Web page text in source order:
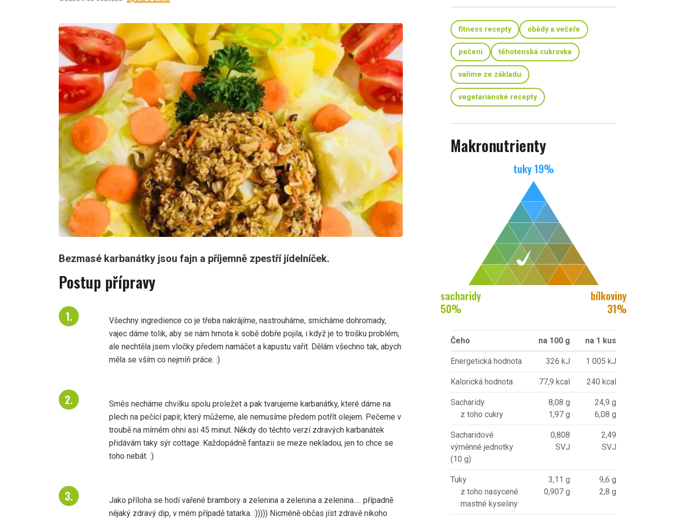
Bezmasé karbanátky jsou fajn a příjemně zpestří jídelníček.
Postup přípravy
Všechny ingredience co je třeba nakrájíme, nastrouháme, smícháme dohromady,
vajec dáme tolik, aby se nám hmota k sobě dobře pojila, i když je to trošku problém,
ale nechtěla jsem vločky předem namáčet a kapustu vařit. Dělám všechno tak, abych
měla se vším co nejmíň práce. :)
Směs necháme chvilku spolu proležet a pak tvarujeme karbanátky, které dáme na
plech na pečící papír, který můžeme, ale nemusíme předem potřít olejem. Pečeme v
troubě na mírném ohni asi 45 minut. Někdy do těchto verzí zdravých karbanátek
přidávám taky sýr cottage. Každopádně fantazii se meze nekladou, jen to chce se
toho nebát. :)
Jako příloha se hodí vařené brambory a zelenina a zelenina a zelenina..... případně
nějaký zdravý dip, v mém případě tatarka. :))))) Nicméně občas jíst zdravě nikoho
fitness recepty obědy a večeře
pečení těhotenská cukrovka
vaříme ze základu
vegetariánské recepty
Makronutrienty
tuky19%
sacharidy
50%
bílkoviny
31%
Čeho na 100 g na 1 kus
Energetická hodnota 326 kJ 1 005 kJ
Kalorická hodnota 77,9 kcal 240 kcal
Sacharidy
z toho cukry
8,08 g
1,97 g
24,9 g
6,08 g
Sacharidové
výměnné jednotky
(10 g)
0,808
SVJ
2,49
SVJ
Tuky
z toho nasycené
mastné kyseliny
3,11 g
0,907 g
9,6 g
2,8 g